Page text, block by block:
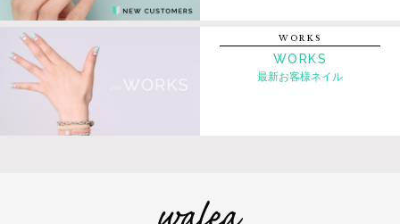
WORKS
WORKS
最新お客様ネイル